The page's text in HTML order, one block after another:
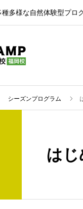
多様な自然体験型プロ
シーズンプログラム
は